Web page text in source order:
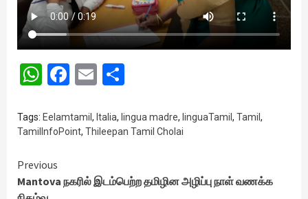
WhatsApp
Facebook
Email
Tags: Eelamtamil , Italia, lingua madre, linguaTamil , Tamil ,
TamilInfoPoint, Thileepan Tamil Cholai
Continue
Previous
Mantova நகரில் இடம்பெற்ற தமிழின அழிப்பு நாள் வணக்க